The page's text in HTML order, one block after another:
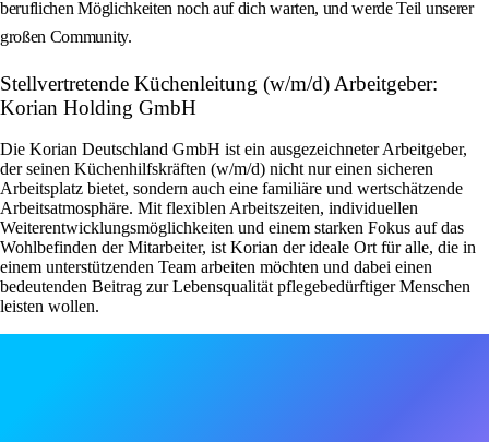
beruflichen Möglichkeiten noch auf dich warten, und werde Teil unserer
großen Community.
Stellvertretende Küchenleitung (w/m/d) Arbeitgeber:
Korian Holding GmbH
Die Korian Deutschland GmbH ist ein ausgezeichneter Arbeitgeber,
der seinen Küchenhilfskräften (w/m/d) nicht nur einen sicheren
Arbeitsplatz bietet, sondern auch eine familiäre und wertschätzende
Arbeitsatmosphäre. Mit flexiblen Arbeitszeiten, individuellen
Weiterentwicklungsmöglichkeiten und einem starken Fokus auf das
Wohlbefinden der Mitarbeiter, ist Korian der ideale Ort für alle, die in
einem unterstützenden Team arbeiten möchten und dabei einen
bedeutenden Beitrag zur Lebensqualität pflegebedürftiger Menschen
leisten wollen.